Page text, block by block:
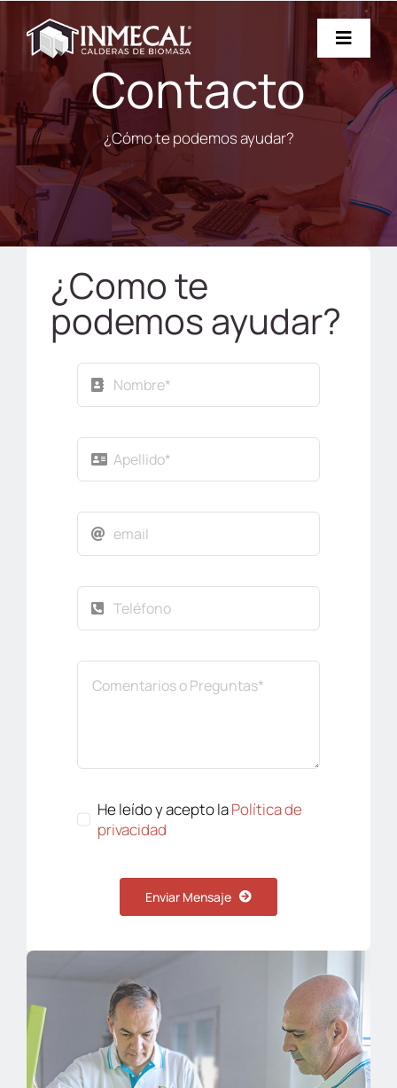
contenido
Toggle
EMPRESA
CALDERAS
CONTACTO
SAT
NOTICIAS
Contacto
¿Cómo te podemos ayudar?
¿Como te
podemos ayudar?
He leído y acepto laPolítica de
privacidad
Enviar Mensaje